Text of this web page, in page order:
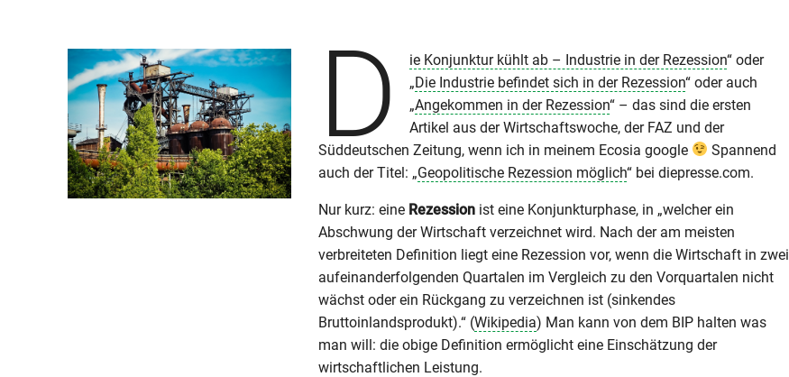
D ie Konjunktur kühlt ab – Industrie in der Rezession“ oder
„Die Industrie befindet sich in der Rezession“ oder auch
„Angekommen in der Rezession“ – das sind die ersten
Artikel aus der Wirtschaftswoche, der FAZ und der
Süddeutschen Zeitung, wenn ich in meinem Ecosia google
Spannend
auch der Titel: „Geopolitische Rezession möglich“ bei diepresse.com.
Nur kurz: eine Rezessionist eine Konjunkturphase, in „welcher ein
Abschwung der Wirtschaft verzeichnet wird. Nach der am meisten
verbreiteten Definition liegt eine Rezession vor, wenn die Wirtschaft in zwei
aufeinanderfolgenden Quartalen im Vergleich zu den Vorquartalen nicht
wächst oder ein Rückgang zu verzeichnen ist (sinkendes
Bruttoinlandsprodukt).“ (Wikipedia) Man kann von dem BIP halten was
man will: die obige Definition ermöglicht eine Einschätzung der
wirtschaftlichen Leistung.